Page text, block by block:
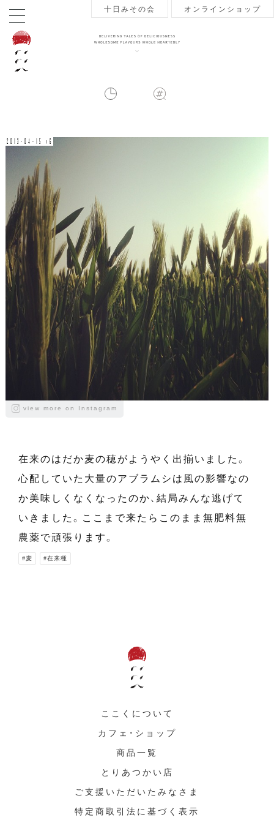
十日みその会 オンラインショップ
2013-04-15 v6
view more on Instagram
在来のはだか麦の穂がようやく出揃いました。
心配していた大量のアブラムシは風の影響なの
か美味しくなくなったのか、結局みんな逃げて
いきました。ここまで来たらこのまま無肥料無
農薬で頑張ります。
#麦 #在来種
ここくについて
カフェ・ショップ
商品一覧
とりあつかい店
ご支援いただいたみなさま
特定商取引法に基づく表示